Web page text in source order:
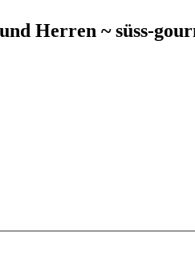
Herren ~ süss-